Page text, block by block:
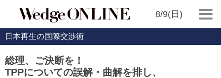
8/9(日)
日本再生の国際交渉術
総理、ご決断を！
TPPについての誤解・曲解を排し、